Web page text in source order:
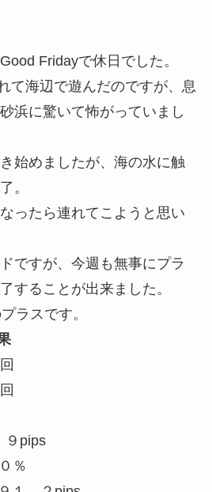
Fridayで休日でした。
て海辺で遊んだのですが、息
浜に驚いて怖がっていまし
始めましたが、海の水に触
。
ったら連れてこようと思い
ですが、今週も無事にプラ
することが出来ました。
ラスです。
９pips
％